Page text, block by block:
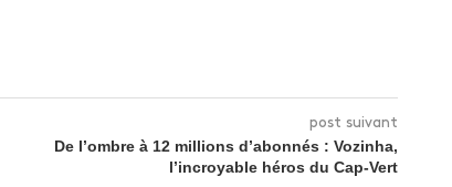
post suivant
De l’ombre à 12 millions d’abonnés : Vozinha,
l’incroyable héros du Cap-Vert